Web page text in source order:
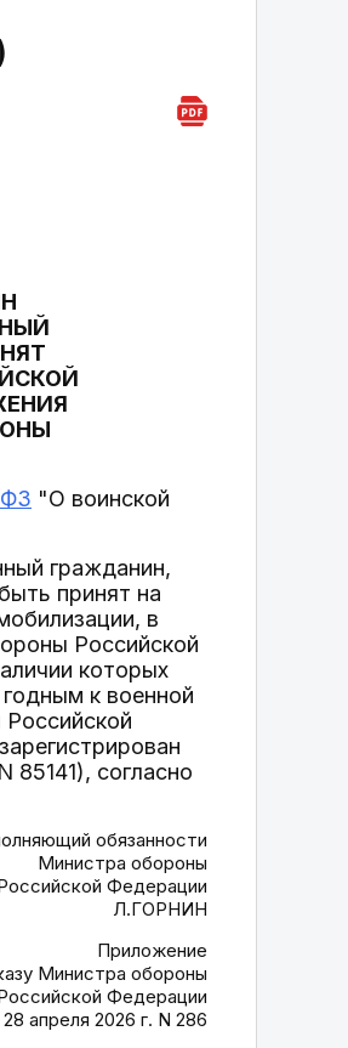
ФЗ "О воинской
гражданин,
принят на
в
Российской
которых
к военной
согласно
обязанности
Министра обороны
Федерации
Л.ГОРНИН
Приложение
Министра обороны
Федерации
апреля 2026 г. N 286